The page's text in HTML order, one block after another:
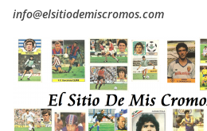
info@elsitiodemiscromos.com